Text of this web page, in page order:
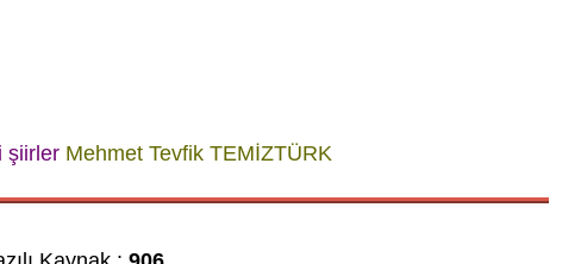
şiirler Mehmet Tevfik TEMİZTÜRK